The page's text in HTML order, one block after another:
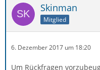
Skinman
Mitglied
6. Dezember 2017 um 18:20
Um Rückfragen